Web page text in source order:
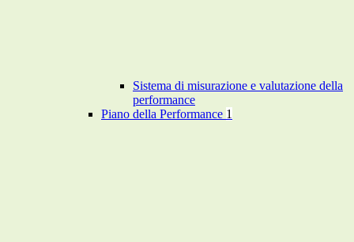
Sistema di misurazione e valutazione della
performance
Piano della Performance 1